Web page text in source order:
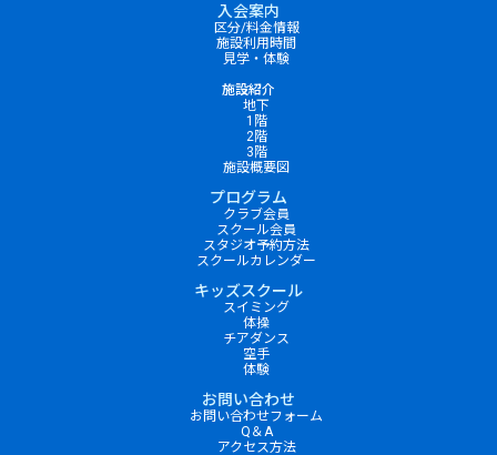
入会案内
区分/料金情報
施設利用時間
見学・体験
施設紹介
地下
1階
2階
3階
施設概要図
プログラム
クラブ会員
スクール会員
スタジオ予約方法
スクールカレンダー
キッズスクール
スイミング
体操
チアダンス
空手
体験
お問い合わせ
お問い合わせフォーム
Q＆A
アクセス方法